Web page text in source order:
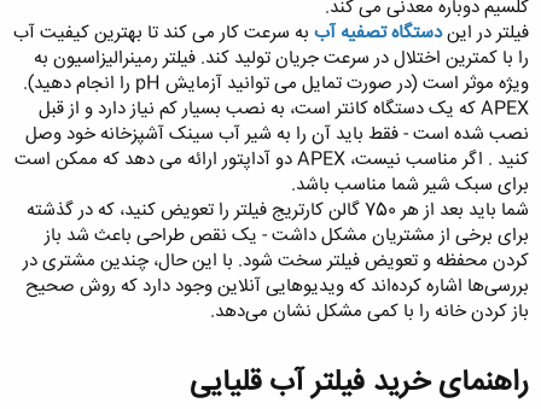
کلسیم دوباره معدنی می کند.
فیلتر در ایندستگاه تصفیه آب به سرعت کار می کند تا بهترین کیفیت آب
را با کمترین اختلال در سرعت جریان تولید کند. فیلتر رمینرالیزاسیون به
ویژه موثر است (در صورت تمایل می توانید آزمایش pH را انجام دهید).
APEX که یک دستگاه کانتر است، به نصب بسیار کم نیاز دارد و از قبل
نصب شده است - فقط باید آن را به شیر آب سینک آشپزخانه خود وصل
کنید . اگر مناسب نیست، APEX دو آداپتور ارائه می دهد که ممکن است
برای سبک شیر شما مناسب باشد.
شما باید بعد از هر 750 گالن کارتریج فیلتر را تعویض کنید، که در گذشته
برای برخی از مشتریان مشکل داشت - یک نقص طراحی باعث شد باز
کردن محفظه و تعویض فیلتر سخت شود. با این حال، چندین مشتری در
بررسی‌ها اشاره کرده‌اند که ویدیوهایی آنلاین وجود دارد که روش صحیح
باز کردن خانه را با کمی مشکل نشان می‌دهد.
راهنمای خرید فیلتر آب قلیایی